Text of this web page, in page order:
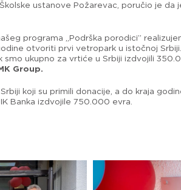
ustanove Požarevac, poručio je da
programa „Podrška porodici”
otvoriti prvi vetropark u istočnoj
ukupno za vrtiće u Srbiji izdvojili
Group.
koji su primili donacije, a do kraja
Banka izdvojile 750.000 evra.